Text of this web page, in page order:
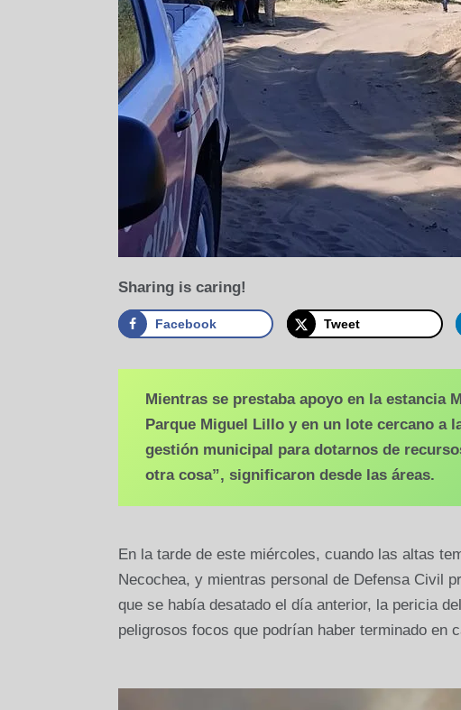
Sharing is caring!
Facebook Tweet
Mientras se prestaba apoyo en la estancia
Parque Miguel Lillo y en un lote cercano a
gestión municipal para dotarnos de
otra cosa”, significaron desde las áreas.
En la tarde de este miércoles, cuando las altas
Necochea, y mientras personal de Defensa Civil
que se había desatado el día anterior, la pericia
peligrosos focos que podrían haber terminado en